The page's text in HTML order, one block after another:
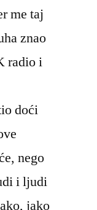
me taj
znao
radio i
doći
nego
i ljudi
jako